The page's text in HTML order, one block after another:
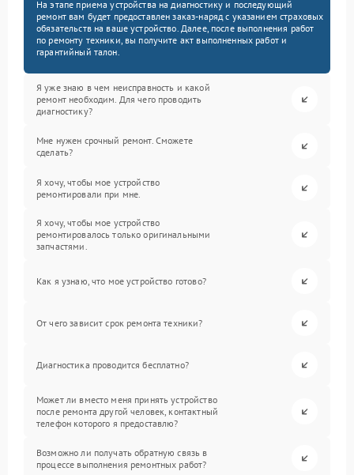
На этапе приема устройства на диагностику и последующий
ремонт вам будет предоставлен заказ-наряд с указанием страховых
обязательств на ваше устройство. Далее, после выполнения работ
по ремонту техники, вы получите акт выполненных работ и
гарантийный талон.
Я уже знаю в чем неисправность и какой
ремонт необходим. Для чего проводить
диагностику?
Мне нужен срочный ремонт. Сможете
сделать?
Я хочу, чтобы мое устройство
ремонтировали при мне.
Я хочу, чтобы мое устройство
ремонтировалось только оригинальными
запчастями.
Как я узнаю, что мое устройство готово?
От чего зависит срок ремонта техники?
Диагностика проводится бесплатно?
Может ли вместо меня принять устройство
после ремонта другой человек, контактный
телефон которого я предоставлю?
Возможно ли получать обратную связь в
процессе выполнения ремонтных работ?